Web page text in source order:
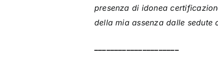
presenza di idonea
della mia assenza dalle sedute